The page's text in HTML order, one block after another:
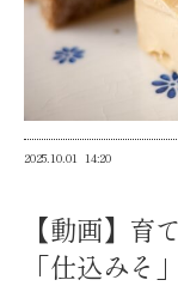
2025.10.01 14:20
【動画】育
「仕込みそ